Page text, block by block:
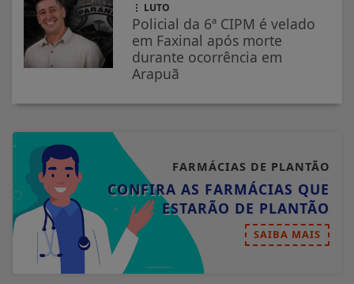
LUTO
Policial da 6ª CIPM é velado
em Faxinal após morte
durante ocorrência em
Arapuã
FARMÁCIAS DE PLANTÃO
CONFIRA AS FARMÁCIAS QUE
ESTARÃO DE PLANTÃO
SAIBA MAIS